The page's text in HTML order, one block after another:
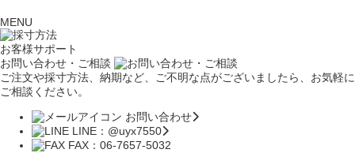
MENU
お客様サポート
お問い合わせ・ご相談
ご注文や採寸方法、納期など、ご不明な点がございましたら、お気軽に
ご相談ください。
お問い合わせ
LINE：@uyx7550
FAX：06-7657-5032